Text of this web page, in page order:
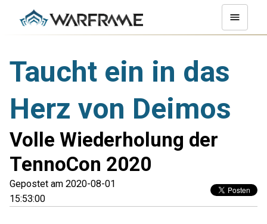
Taucht ein in das
Herz von Deimos
Volle Wiederholung der
TennoCon 2020
Gepostet am 2020-08-01
15:53:00